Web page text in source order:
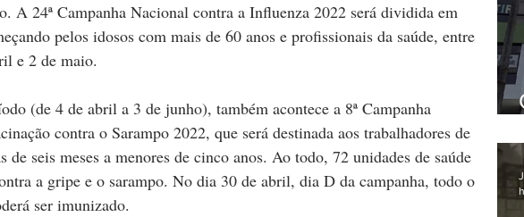
A 24ª Campanha Nacional contra a Influenza 2022 será dividida em
pelos idosos com mais de 60 anos e profissionais da saúde, entre
e 2 de maio.
(de 4 de abril a 3 de junho), também acontece a 8ª Campanha
contra o Sarampo 2022, que será destinada aos trabalhadores de
de seis meses a menores de cinco anos. Ao todo, 72 unidades de saúde
a gripe e o sarampo. No dia 30 de abril, dia D da campanha, todo o
ser imunizado.